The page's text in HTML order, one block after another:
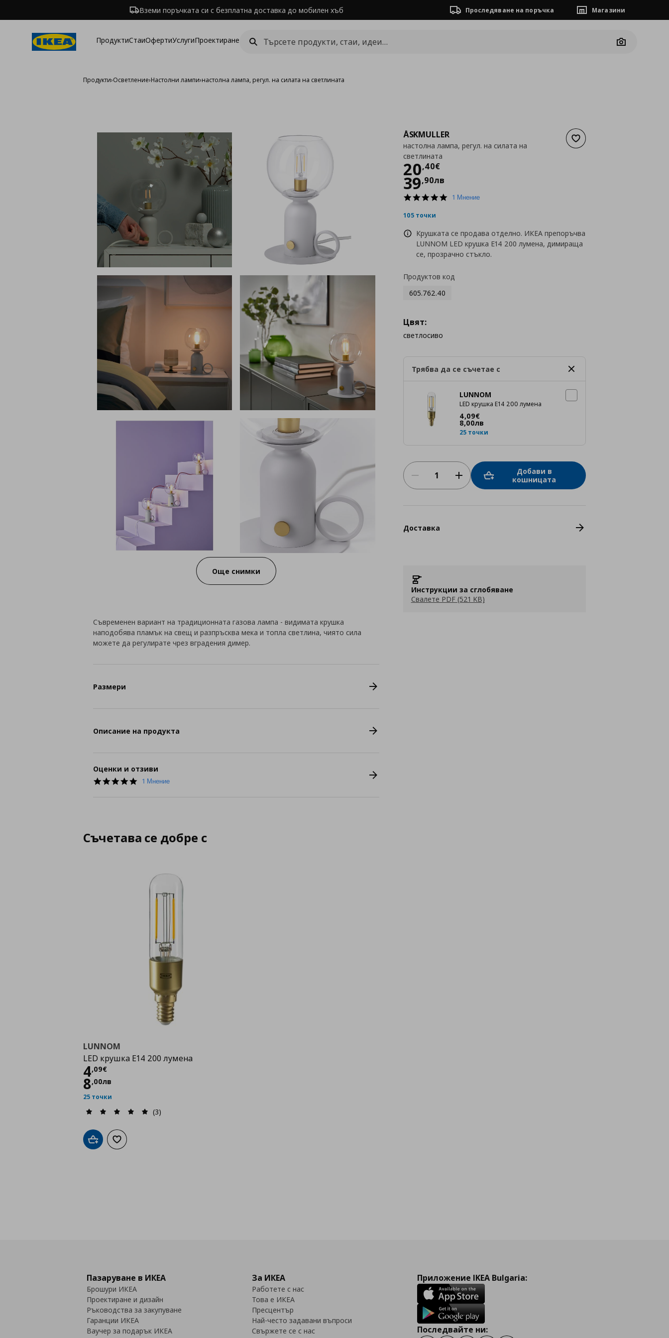
Вземи поръчката си с безплатна доставка до мобилен хъб Проследяване на поръчка Магазини
ПродуктиСтаиОфертиУслугиПроектиране
Camera
Продукти›Осветление›Настолни лампи›настолна лампа, регул. на силата на светлината
Още снимки
Добави към списъка с
ÅSKMULLER
настолна лампа, регул. на силата на
светлината
20,40€
Цена
39,90лв
5.01 Мнение
105 точки
Крушката се продава отделно. ИКЕА препоръчва
LUNNOM LED крушка E14 200 лумена, димираща
се, прозрачно стъкло.
Продуктов код
605.762.40
Цвят:
светлосиво
Трябва да се съчетае с
LUNNOM
LED крушка E14 200 лумена
4,09€
Цена4,09 €
8,00лв
25 точки
Добави в
кошницата
Доставка
Инструкции за сглобяване
Свалете PDF (521 KB)
Съвременен вариант на традиционната газова лампа - видимата крушка
наподобява пламък на свещ и разпръсква мека и топла светлина, чиято сила
можете да регулирате чрез вградения димер.
Размери
Описание на продукта
Оценки и отзиви
5.0
1 Мнение
Съчетава се добре с
LUNNOM
LED крушка E14 200 лумена
4,09€
Цена
8,00лв
25 точки
(3)
Добави в кошницата
Добави към списъка с любими
Пазаруване в ИКЕА
Брошури ИКЕА
Проектиране и дизайн
Ръководства за закупуване
Гаранции ИКЕА
Ваучер за подарък ИКЕА
За ИКЕА
Работете с нас
Това е ИКЕА
Пресцентър
Най-често задавани въпроси
Свържете се с нас
Приложение IKEA Bulgaria:
Последвайте ни: